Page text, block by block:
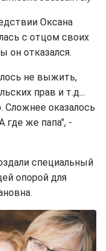
Оксана
с отцом своих
он отказался.
не выжить,
прав и т.д...
Сложнее оказалось
где же папа", -
специальный
опорой для